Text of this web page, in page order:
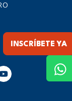
INSCRÍBETE YA